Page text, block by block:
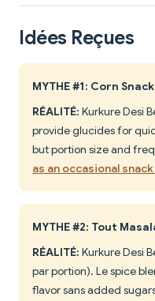
Idées Reçues
MYTHE #1: Corn
RÉALITÉ: Kurkure Desi
provide glucides for
but portion size and
as an occasional
MYTHE #2: Tout
RÉALITÉ: Kurkure Desi
par portion). Le spice
flavor sans added